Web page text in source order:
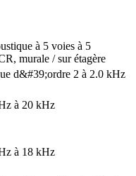
à 5 voies à 5
murale / sur étagère
d&#39;ordre 2 à 2.0 kHz
à 20 kHz
à 18 kHz